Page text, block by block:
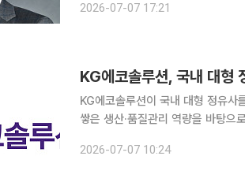
2026-07-07 17:21
KG에코솔루션, 국내 대형
KG에코솔루션이 국내 대형 정유사
쌓은 생산·품질관리 역량을 바탕으
을 체결했다고 7일 밝혔다. 계약에
2026-07-07 10:24